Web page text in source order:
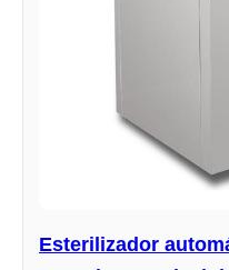
Esterilizador